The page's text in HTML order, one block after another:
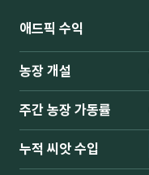
애드픽 수익
농장 개설
주간 농장 가동률
누적 씨앗 수입